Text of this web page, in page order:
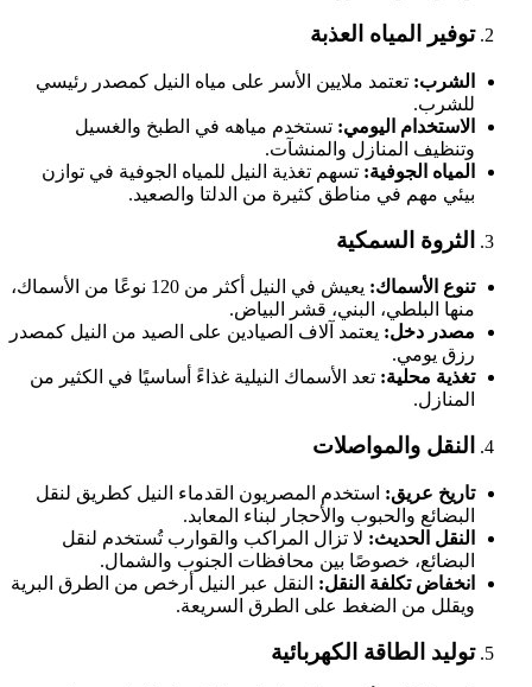
توفير المياه العذبة
الشرب: تعتمد ملايين الأسر على مياه النيل كمصدر رئيسي
للشرب.
الاستخدام اليومي: تستخدم مياهه في الطبخ والغسيل
وتنظيف المنازل والمنشآت.
المياه الجوفية: تسهم تغذية النيل للمياه الجوفية في توازن
بيئي مهم في مناطق كثيرة من الدلتا والصعيد.
الثروة السمكية
تنوع الأسماك:
يعيش في النيل أكثر من 120 نوعًا من الأسماك،
منها البلطي، البني، قشر البياض.
مصدر دخل: يعتمد آلاف الصيادين على الصيد من النيل كمصدر
رزق يومي.
تغذية محلية: تعد الأسماك النيلية غذاءً أساسيًا في الكثير من
المنازل.
النقل والمواصلات
تاريخ عريق: استخدم المصريون القدماء النيل كطريق لنقل
البضائع والحبوب والأحجار لبناء المعابد.
النقل الحديث: لا تزال المراكب والقوارب تُستخدم لنقل
البضائع، خصوصًا بين محافظات الجنوب والشمال.
انخفاض تكلفة النقل: النقل عبر النيل أرخص من الطرق البرية
ويقلل من الضغط على الطرق السريعة.
توليد الطاقة الكهربائية